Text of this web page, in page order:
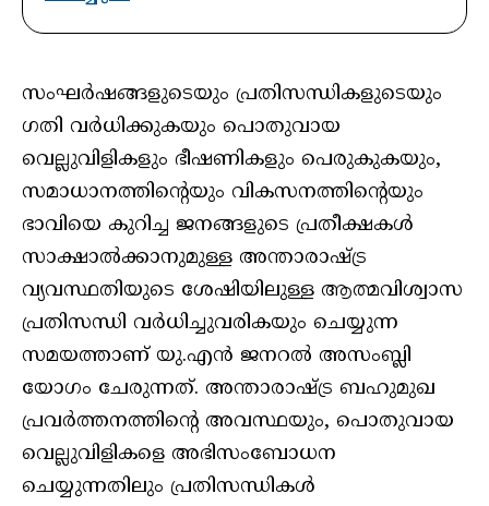
സംഘര്‍ഷങ്ങളുടെയും പ്രതിസന്ധികളുടെയും
ഗതി വര്‍ധിക്കുകയും പൊതുവായ
വെല്ലുവിളികളും ഭീഷണികളും പെരുകുകയും,
സമാധാനത്തിന്റെയും വികസനത്തിന്റെയും
ഭാവിയെ കുറിച്ച ജനങ്ങളുടെ പ്രതീക്ഷകള്‍
സാക്ഷാല്‍ക്കാനുമുള്ള അന്താരാഷ്ട്ര
വ്യവസ്ഥതിയുടെ ശേഷിയിലുള്ള ആത്മവിശ്വാസ
പ്രതിസന്ധി വര്‍ധിച്ചുവരികയും ചെയ്യുന്ന
സമയത്താണ് യു.എന്‍ ജനറല്‍ അസംബ്ലി
യോഗം ചേരുന്നത്. അന്താരാഷ്ട്ര ബഹുമുഖ
പ്രവര്‍ത്തനത്തിന്റെ അവസ്ഥയും, പൊതുവായ
വെല്ലുവിളികളെ അഭിസംബോധന
ചെയ്യുന്നതിലും പ്രതിസന്ധികള്‍